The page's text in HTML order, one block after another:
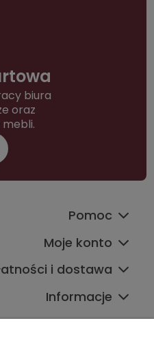
biura
oraz
Pomoc
Moje konto
i dostawa
Informacje
ze sklepem